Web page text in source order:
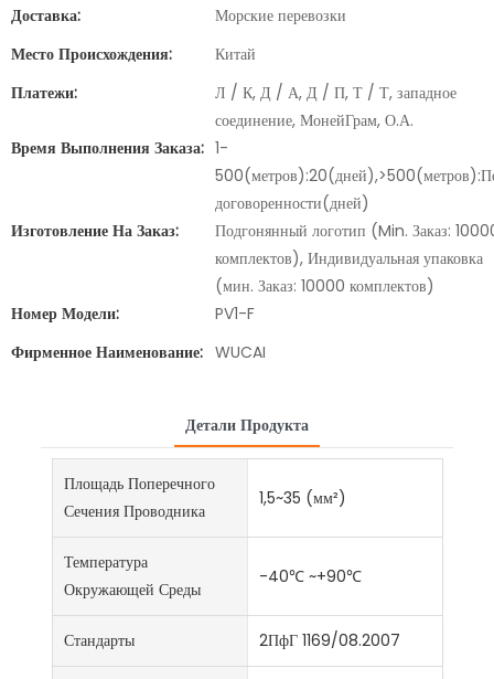
Доставка:
Морские перевозки
Место Происхождения:
Китай
Платежи:
Л / К, Д / А, Д / П, Т / Т, западное
соединение, МонейГрам, О.А.
Время Выполнения Заказа: 1-
договоренности(дней)
Изготовление На Заказ:
Подгонянный логотип (Min. Заказ:
комплектов), Индивидуальная упаковка
(мин. Заказ: 10000 комплектов)
Номер Модели:
PV1-F
Фирменное Наименование: WUCAI
Детали Продукта
Площадь Поперечного
Сечения Проводника
1,5~35 (мм²)
Температура
Окружающей Среды
-40℃ ~+90℃
Стандарты 2ПфГ 1169/08.2007